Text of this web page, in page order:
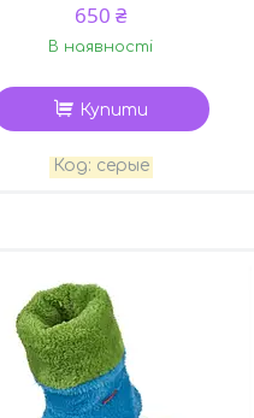
650 ₴
В наявності
Купити
серые